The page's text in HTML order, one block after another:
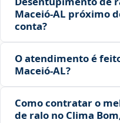
Maceió‑AL próximo
conta?
O atendimento é
Maceió‑AL?
Como contratar o
de ralo no Clima